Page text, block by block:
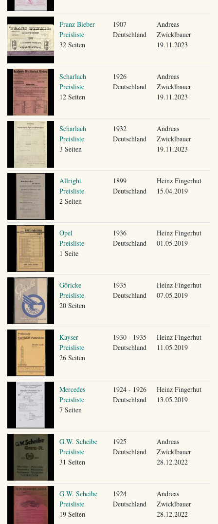
Franz Bieber
Preisliste
32 Seiten
1907
Deutschland
Andreas
Zwicklbauer
19.11.2023
Scharlach
Preisliste
12 Seiten
1926
Deutschland
Andreas
Zwicklbauer
19.11.2023
Scharlach
Preisliste
3 Seiten
1932
Deutschland
Andreas
Zwicklbauer
19.11.2023
Allright
Preisliste
2 Seiten
1899
Deutschland
Heinz Fingerhut
15.04.2019
Opel
Preisliste
1 Seite
1936
Deutschland
Heinz Fingerhut
01.05.2019
Göricke
Preisliste
20 Seiten
1935
Deutschland
Heinz Fingerhut
07.05.2019
Kayser
Preisliste
26 Seiten
1930 - 1935
Deutschland
Heinz Fingerhut
11.05.2019
Mercedes
Preisliste
7 Seiten
1924 - 1926
Deutschland
Heinz Fingerhut
13.05.2019
G.W. Scheibe
Preisliste
31 Seiten
1925
Deutschland
Andreas
Zwicklbauer
28.12.2022
G.W. Scheibe
Preisliste
19 Seiten
1924
Deutschland
Andreas
Zwicklbauer
28.12.2022